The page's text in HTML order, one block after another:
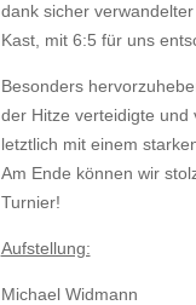
dank sicher
Kast, mit 6:5 für uns
Besonders
der Hitze verteidigte und
letztlich mit einem
Am Ende können wir
Turnier!
Aufstellung:
Michael Widmann